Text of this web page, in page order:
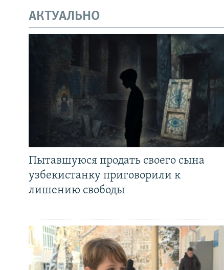
АКТУАЛЬНО
Пытавшуюся продать своего сына
узбекистанку приговорили к
лишению свободы